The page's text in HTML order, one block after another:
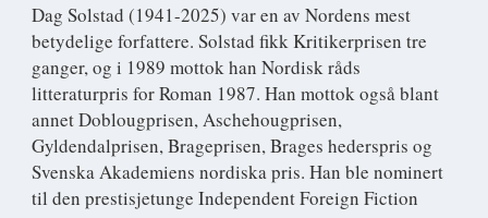
Dag Solstad (1941-2025) var en av Nordens mest
betydelige forfattere. Solstad fikk Kritikerprisen tre
ganger, og i 1989 mottok han Nordisk råds
litteraturpris for Roman 1987. Han mottok også blant
annet Doblougprisen, Aschehougprisen,
Gyldendalprisen, Brageprisen, Brages hederspris og
Svenska Akademiens nordiska pris. Han ble nominert
til den prestisjetunge Independent Foreign Fiction